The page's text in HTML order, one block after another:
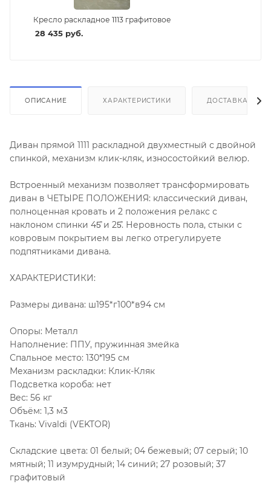
Кресло раскладное 1113 графитовое
28 435руб.
ОПИСАНИЕ ХАРАКТЕРИСТИКИ ДОСТАВКА И
Диван прямой 1111 раскладной двухместный с двойной
спинкой, механизм клик-кляк, износостойкий велюр.
Встроенный механизм позволяет трансформировать
диван в ЧЕТЫРЕ ПОЛОЖЕНИЯ: классический диван,
полноценная кровать и 2 положения релакс с
наклоном спинки 45͒ и 25͒. Неровность пола, стыки с
ковровым покрытием вы легко отрегулируете
подпятниками дивана.
ХАРАКТЕРИСТИКИ:
Размеры дивана: ш195*г100*в94 см
Опоры: Металл
Наполнение: ППУ, пружинная змейка
Спальное место: 130*195 см
Механизм раскладки: Клик-Кляк
Подсветка короба: нет
Вес: 56 кг
Объём: 1,3 м3
Ткань: Vivaldi (VEKTOR)
Складские цвета: 01 белый; 04 бежевый; 07 серый; 10
мятный; 11 изумрудный; 14 синий; 27 розовый; 37
графитовый